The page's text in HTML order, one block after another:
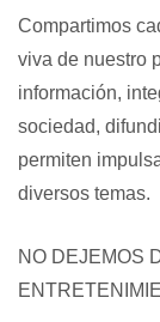
Compartimos
viva de nuestro
información,
sociedad,
permiten
diversos temas.
NO DEJEMOS